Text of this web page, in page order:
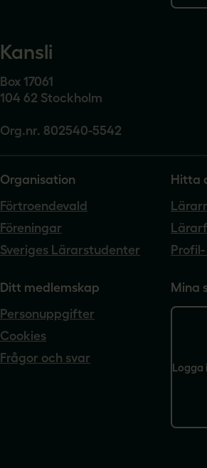
Kansli
Box 17061
104 62 Stockholm
Org.nr. 802540-5542
Organisation
Förtroendevald
Föreningar
Sveriges Lärarstudenter
Hitta
Ditt medlemskap
Personuppgifter
Cookies
Frågor och svar
Mina
Logga